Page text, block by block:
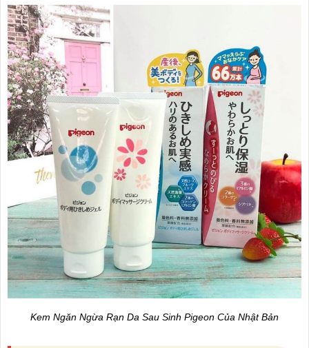
Kem Ngăn Ngừa Rạn Da Sau Sinh Pigeon Của Nhật Bản